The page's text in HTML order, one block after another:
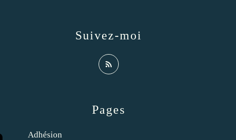
Pages
Adhésion
Suivez-moi